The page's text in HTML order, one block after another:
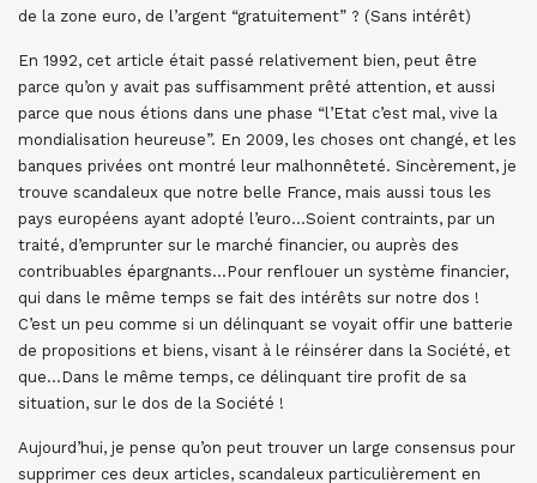
de la zone euro, de l’argent “gratuitement” ? (Sans intérêt)
En 1992, cet article était passé relativement bien, peut être
parce qu’on y avait pas suffisamment prêté attention, et aussi
parce que nous étions dans une phase “l’Etat c’est mal, vive la
mondialisation heureuse”. En 2009, les choses ont changé, et les
banques privées ont montré leur malhonnêteté. Sincèrement, je
trouve scandaleux que notre belle France, mais aussi tous les
pays européens ayant adopté l’euro…Soient contraints, par un
traité, d’emprunter sur le marché financier, ou auprès des
contribuables épargnants…Pour renflouer un système financier,
qui dans le même temps se fait des intérêts sur notre dos !
C’est un peu comme si un délinquant se voyait offir une batterie
de propositions et biens, visant à le réinsérer dans la Société, et
que…Dans le même temps, ce délinquant tire profit de sa
situation, sur le dos de la Société !
Aujourd’hui, je pense qu’on peut trouver un large consensus pour
supprimer ces deux articles, scandaleux particulièrement en